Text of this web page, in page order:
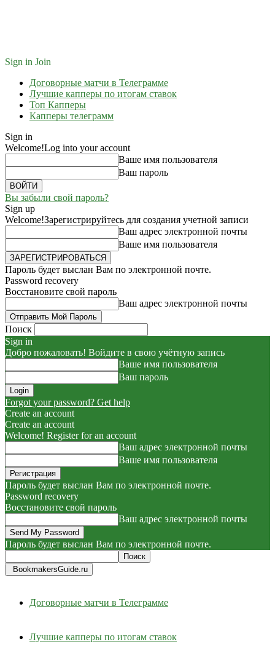
Sign in Join
Договорные матчи в Телеграмме
Лучшие капперы по итогам ставок
Топ Капперы
Капперы телеграмм
Sign in
Welcome!Log into your account
Ваше имя пользователя
Ваш пароль
Вы забыли свой пароль?
Sign up
Welcome!Зарегистрируйтесь для создания учетной записи
Ваш адрес электронной почты
Ваше имя пользователя
Пароль будет выслан Вам по электронной почте.
Password recovery
Восстановите свой пароль
Ваш адрес электронной почты
Поиск
Sign in
Добро пожаловать! Войдите в свою учётную запись
Ваше имя пользователя
Ваш пароль
Forgot your password? Get help
Create an account
Create an account
Welcome! Register for an account
Ваш адрес электронной почты
Ваше имя пользователя
Пароль будет выслан Вам по электронной почте.
Password recovery
Восстановите свой пароль
Ваш адрес электронной почты
Пароль будет выслан Вам по электронной почте.
BookmakersGuide.ru
Договорные матчи в Телеграмме
Лучшие капперы по итогам ставок